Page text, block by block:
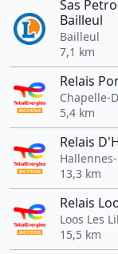
Sas
Bailleul
Bailleul
7,1 km
Relais
Chapelle-
5,4 km
Relais
13,3 km
Relais
Loos Les
15,5 km